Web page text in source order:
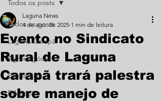
Todos os posts
Laguna Carapã
Agronegócio
Economia
Educação
Todos os posts
Evento no Sindicato
Rural de Laguna
Carapã trará palestra
sobre manejo de
Laguna News
4 de ago. de 2025 1 min de leitura